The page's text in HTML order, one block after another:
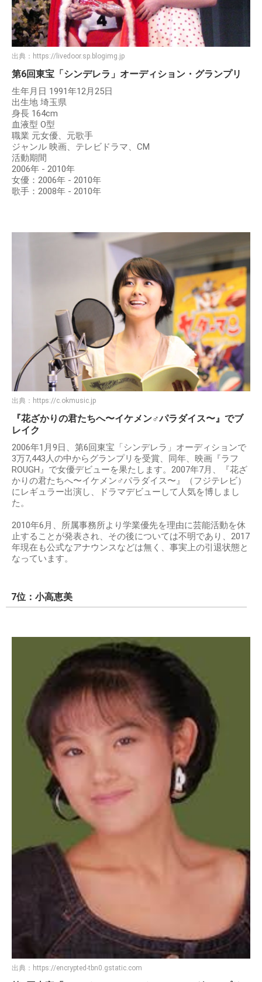
出典： https://livedoor.sp.blogimg.jp
第6回東宝「シンデレラ」オーディション・グランプリ
生年月日 1991年12月25日
出生地 埼玉県
身長 164cm
血液型 O型
職業 元女優、元歌手
ジャンル 映画、テレビドラマ、CM
活動期間
2006年 - 2010年
女優：2006年 - 2010年
歌手：2008年 - 2010年
出典： https://c.okmusic.jp
『花ざかりの君たちへ〜イケメン♂パラダイス〜』でブ
レイク
2006年1月9日、第6回東宝「シンデレラ」オーディションで
3万7,443人の中からグランプリを受賞、同年、映画『ラフ
ROUGH』で女優デビューを果たします。2007年7月、『花ざ
かりの君たちへ〜イケメン♂パラダイス〜』（フジテレビ）
にレギュラー出演し、ドラマデビューして人気を博しまし
た。
2010年6月、所属事務所より学業優先を理由に芸能活動を休
止することが発表され、その後については不明であり、2017
年現在も公式なアナウンスなどは無く、事実上の引退状態と
なっています。
7位：小高恵美
出典： https://encrypted-tbn0.gstatic.com